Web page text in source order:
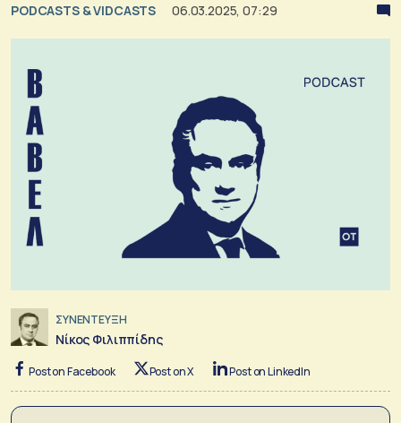
PODCASTS & VIDCASTS 06.03.2025, 07:29
ΣΥΝΕΝΤΕΥΞΗ
Νίκος Φιλιππίδης
Post on Facebook Post on X Post on LinkedIn